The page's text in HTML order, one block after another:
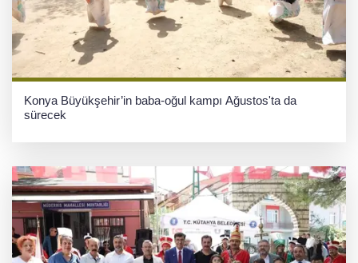
Konya Büyükşehir’in baba-oğul kampı Ağustos'ta da
sürecek